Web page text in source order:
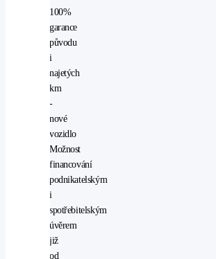
100%
garance
původu
i
najetých
km
-
nové
vozidlo
Možnost
financování
podnikatelským
i
spotřebitelským
úvěrem
již
od